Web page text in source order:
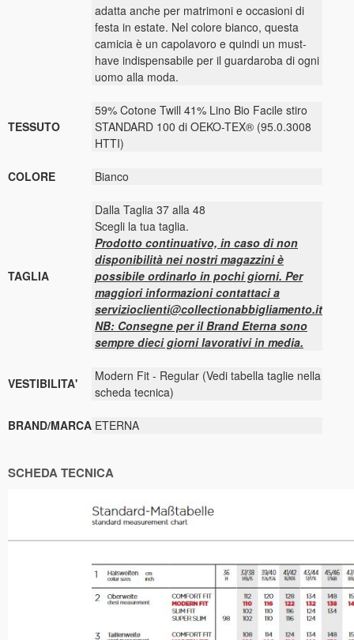
adatta anche per matrimoni e occasioni di
festa in estate. Nel colore bianco, questa
camicia è un capolavoro e quindi un must-
have indispensabile per il guardaroba di ogni
uomo alla moda.
TESSUTO
59% Cotone Twill 41% Lino Bio Facile stiro
STANDARD 100 di OEKO-TEX® (95.0.3008
HTTI)
COLORE Bianco
TAGLIA
Dalla Taglia 37 alla 48
Scegli la tua taglia.
Prodotto continuativo, in caso di non
disponibilità nei nostri magazzini è
possibile ordinarlo in pochi giorni. Per
maggiori informazioni contattaci a
servizioclienti@collectionabbigliamento.it
NB: Consegne per il Brand Eterna sono
sempre dieci giorni lavorativi in media.
VESTIBILITA'
Modern Fit - Regular (Vedi tabella taglie nella
scheda tecnica)
BRAND/MARCA ETERNA
SCHEDA TECNICA